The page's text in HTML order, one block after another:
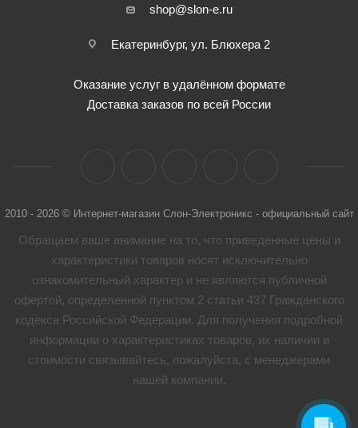
shop@slon-e.ru
Екатеринбург, ул. Блюхера 2
Оказание услуг в удалённом формате
Доставка заказов по всей России
2010 - 2026 © Интернет-магазин Слон-Электроникс - официальный сайт
Обращаем ваше внимание на то, что приведенные цены и
характеристики товaров носят исключительно
ознакомительный характер и не являются публичной
офертой, определенной пунктом 2 статьи 437 Гражданского
кодекса Российской Федерации. Для получения подробной
информации о характеристиках товaров, их наличии и
стоимости связывайтесь, пожалуйста, с менеджерами
нашей компании.